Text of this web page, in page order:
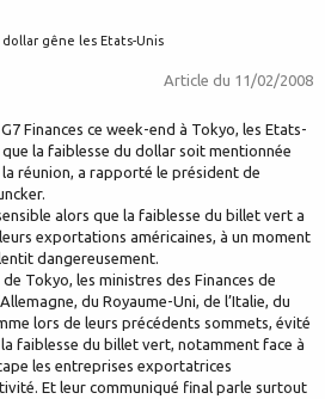
gêne les Etats-Unis
Article du 11/02/2008
Finances ce week-end à Tokyo, les Etats-
la faiblesse du dollar soit mentionnée
réunion, a rapporté le président de
alors que la faiblesse du billet vert a
exportations américaines, à un moment
dangereusement.
Tokyo, les ministres des Finances de
du Royaume-Uni, de l’Italie, du
lors de leurs précédents sommets, évité
faiblesse du billet vert, notamment face à
les entreprises exportatrices
Et leur communiqué final parle surtout